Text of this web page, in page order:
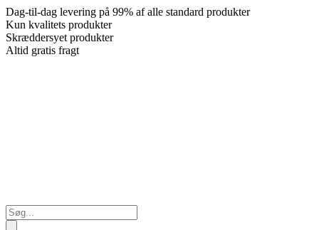
Dag-til-dag levering på 99% af alle standard produkter
Kun kvalitets produkter
Skræddersyet produkter
Altid gratis fragt
Search
...